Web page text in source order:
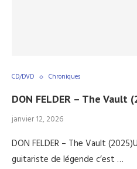
CD/DVD Chroniques
DON FELDER – The Vault
janvier 12, 2026
DON FELDER – The Vault
guitariste de légende c’est …